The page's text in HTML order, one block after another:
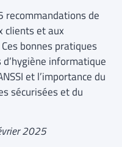
recommandations de
clients et aux
bonnes pratiques
informatique
et l’importance du
sécurisées et du
2025